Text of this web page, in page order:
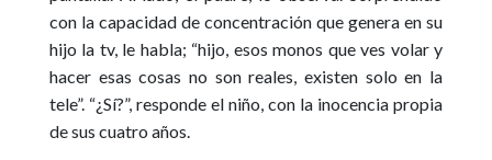
con la capacidad de concentración que genera en su
hijo la tv, le habla; “hijo, esos monos que ves volar y
hacer esas cosas no son reales, existen solo en la
tele”. “¿Sí?”, responde el niño, con la inocencia propia
de sus cuatro años.